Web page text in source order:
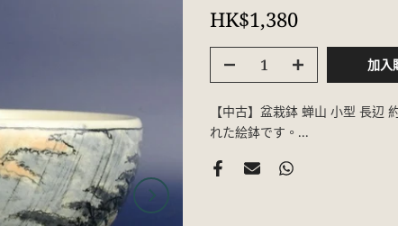
HK$1,380
加入
【中古】盆栽鉢 蝉山 小型 長辺
れた絵鉢です。...